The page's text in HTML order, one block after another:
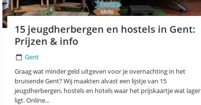
15 jeugdherbergen en hostels in Gent:
Prijzen & info
Gent
Graag wat minder geld uitgeven voor je overnachting in het
bruisende Gent? Wij maakten alvast een lijstje van 15
jeugdherbergen, hostels en hotels waar het prijskaartje wat lager
ligt. Online...